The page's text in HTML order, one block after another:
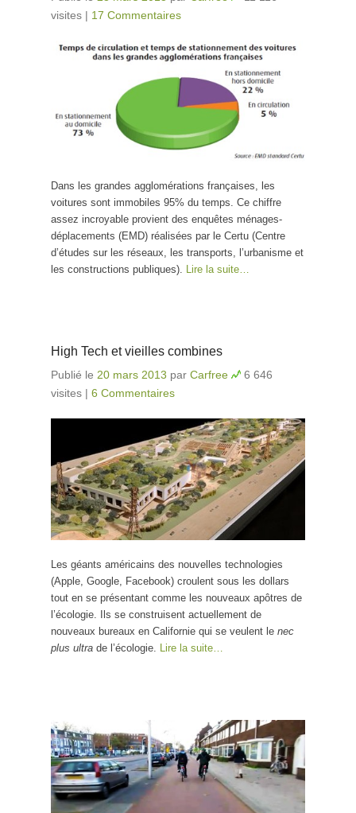
visites | 17 Commentaires
Dans les grandes agglomérations françaises, les
voitures sont immobiles 95% du temps. Ce chiffre
assez incroyable provient des enquêtes ménages-
déplacements (EMD) réalisées par le Certu (Centre
d’études sur les réseaux, les transports, l’urbanisme et
les constructions publiques). Lire la suite…
High Tech et vieilles combines
Publié le 20 mars 2013 par Carfree
6 646
visites | 6 Commentaires
Les géants américains des nouvelles technologies
(Apple, Google, Facebook) croulent sous les dollars
tout en se présentant comme les nouveaux apôtres de
l’écologie. Ils se construisent actuellement de
nouveaux bureaux en Californie qui se veulent le nec
plus ultra de l’écologie. Lire la suite…